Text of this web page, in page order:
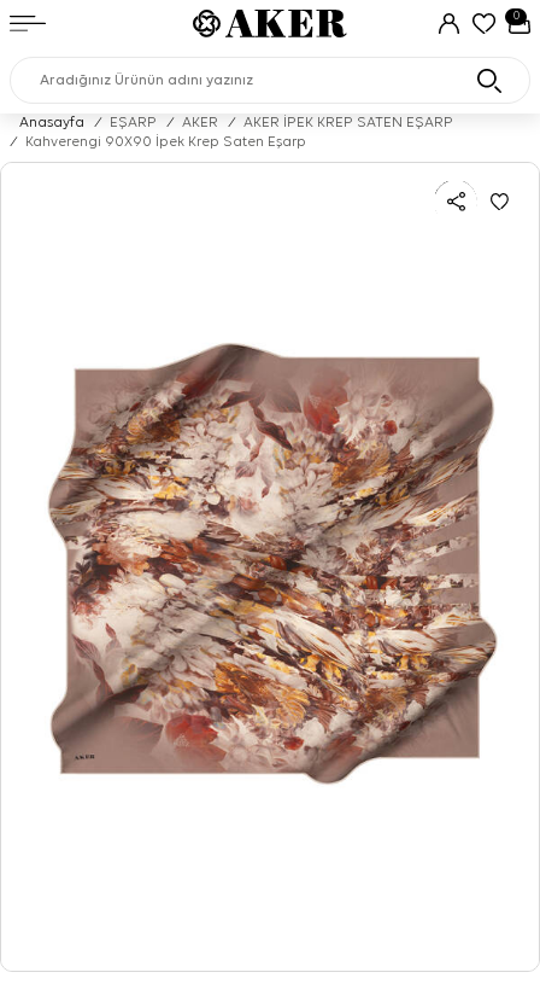
0
Anasayfa / EŞARP / AKER /
AKER İPEK KREP SATEN EŞARP
/
Kahverengi 90X90 İpek Krep Saten Eşarp